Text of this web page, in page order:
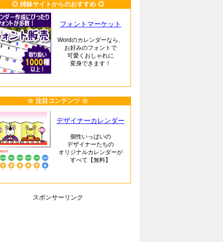
◎ 姉妹サイトからのおすすめ ◎
フォントマーケット
Wordのカレンダーなら、
お好みのフォントで
可愛くおしゃれに
変身できます！
☆ 注目コンテンツ ☆
デザイナーカレンダー
個性いっぱいの
デザイナーたちの
オリジナルカレンダーが
すべて【無料】
スポンサーリンク